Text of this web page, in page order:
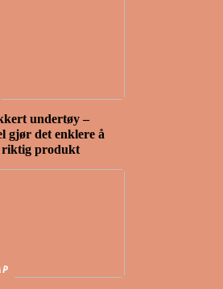
undertøy –
gjør det enklere å
riktig produkt